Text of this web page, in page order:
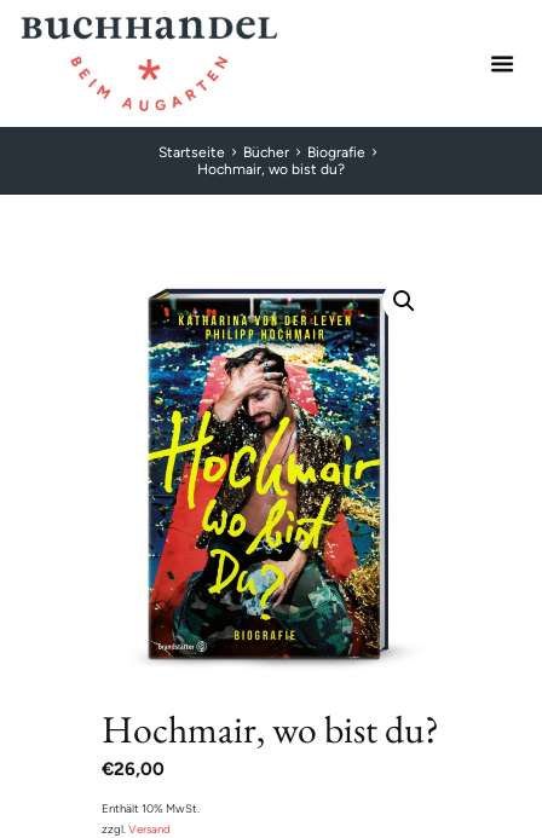
Startseite Bücher
Biografie
Hochmair, wo bist du?
Hochmair, wo bist du?
€26,00
Enthält 10% MwSt.
zzgl. Versand